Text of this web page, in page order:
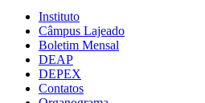
Instituto
Câmpus Lajeado
Boletim Mensal
DEAP
DEPEX
Contatos